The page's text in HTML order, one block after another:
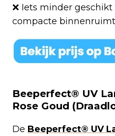
❌ Iets minder
compacte
Beeperfect® UV
Rose Goud
De Beeperfect® UV